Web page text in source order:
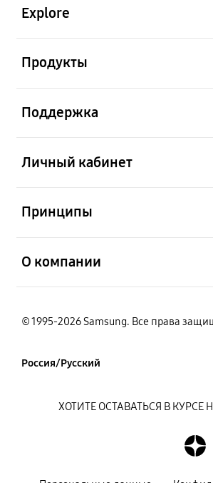
Explore
Продукты
Поддержка
Личный кабинет
Принципы
О компании
© 1995-2026 Samsung. Все права
Россия/Русский
ХОТИТЕ ОСТАВАТЬСЯ В КУРСЕ